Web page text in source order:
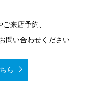
来店予約、
問い合わせください
ら